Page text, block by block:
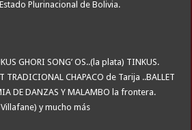
Plurinacional de Bolivia.
GHORI SONG’ OS..(la plata) TINKUS.
TRADICIONAL CHAPACO de Tarija ..BALLET
DE DANZAS Y MALAMBO la frontera.
Villafane) y mucho más